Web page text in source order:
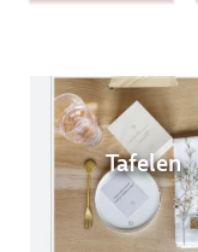
Tafelen